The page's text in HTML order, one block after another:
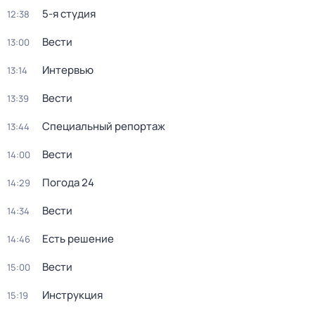
12:38 5-я студия
13:00 Вести
13:14 Интервью
13:39 Вести
13:44 Специальный репортаж
14:00 Вести
14:29 Погода 24
14:34 Вести
14:46 Есть решение
15:00 Вести
15:19 Инструкция